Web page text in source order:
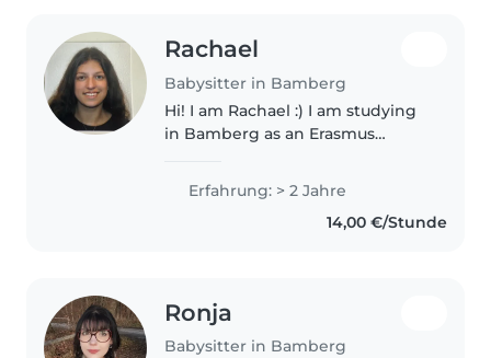
Rachael
Babysitter in Bamberg
Hi! I am Rachael :) I am studying
in Bamberg as an Erasmus
english! i am talkative and love
fun little crafts. i'd love..
Erfahrung: > 2 Jahre
14,00 €/Stunde
Ronja
Babysitter in Bamberg